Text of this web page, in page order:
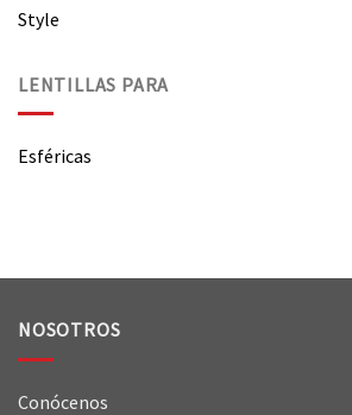
Style
LENTILLAS PARA
Esféricas
NOSOTROS
Conócenos